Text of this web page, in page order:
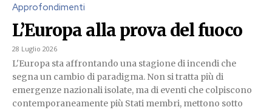
Approfondimenti
L’Europa alla prova del fuoco
28 Luglio 2026
L'Europa sta affrontando una stagione di incendi che
segna un cambio di paradigma. Non si tratta più di
emergenze nazionali isolate, ma di eventi che colpiscono
contemporaneamente più Stati membri, mettono sotto